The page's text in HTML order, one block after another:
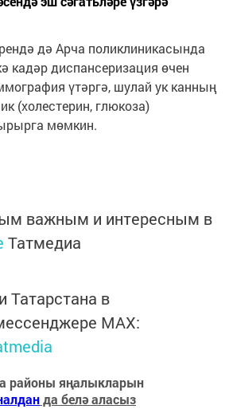
дә Арча поликлиникасында
кадәр диспансеризация өчен
үтәргә, шулай ук канның
(холестерин, глюкоза)
мөмкин.
важным и интересным в
Татмедиа
Татарстана в
MАХ:
районы яңалыкларын
да белә аласыз